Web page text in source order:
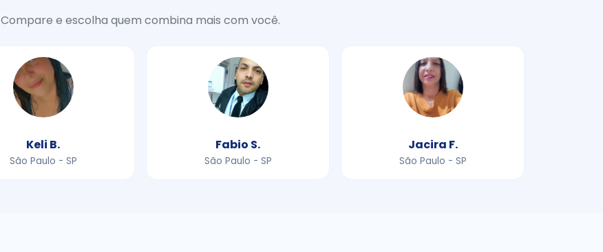
Compare e escolha quem combina mais com você.
Keli B.
São Paulo - SP
Fabio S.
São Paulo - SP
Jacira F.
São Paulo - SP